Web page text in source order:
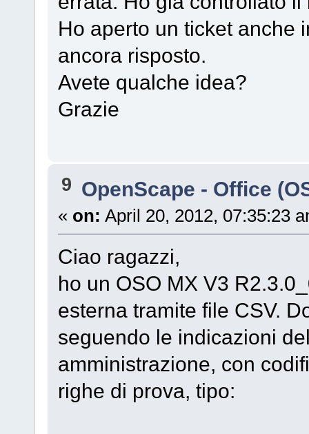
Ho aperto un ticket anche
ancora risposto.
Avete qualche idea?
Grazie
9 OpenScape - Office
« on: April 20, 2012, 07:35:23
Ciao ragazzi,
ho un OSO MX V3
esterna tramite file CSV.
seguendo le indicazioni
amministrazione, con
righe di prova, tipo: